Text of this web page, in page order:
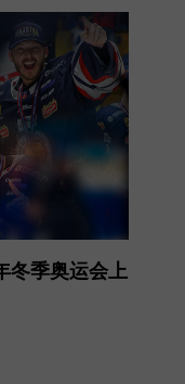
冬季奥运会上